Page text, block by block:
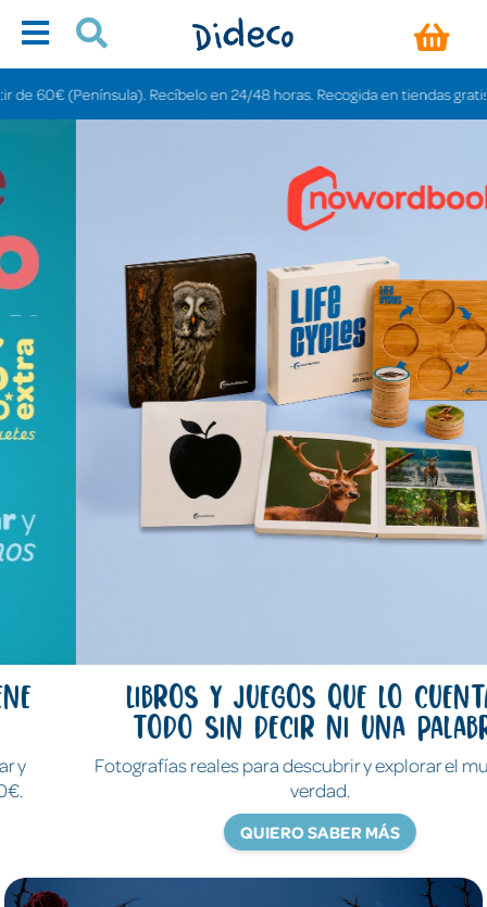
Recíbelo en 24/48 horas. Recogida en tiendas gratis en 3-6 días.
Libros y juegos que lo cuentan
todo sin decir ni una palabra
Fotografías reales para descubrir y explorar el mundo de
QUIERO SABER MÁS